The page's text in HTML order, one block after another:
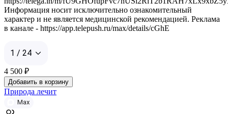
Информация носит исключительно ознакомительный
характер и не является медицинской рекомендацией. Реклама
в канале - https://app.telepush.ru/max/details/cGhE
1 / 24
4 500 ₽
Добавить в корзину
Природа лечит
Max